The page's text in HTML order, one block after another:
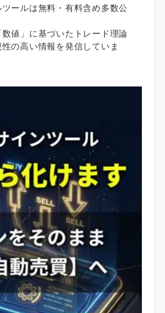
ールは無料・有料含め多数公
数値」に基づいたトレード理論
の高い情報を発信していま